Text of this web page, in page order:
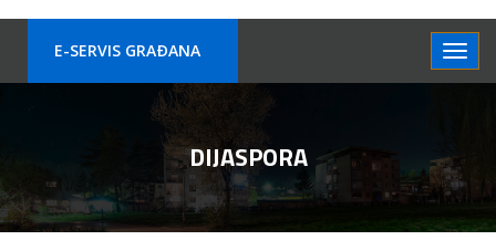
E-SERVIS GRAÐANA
DIJASPORA